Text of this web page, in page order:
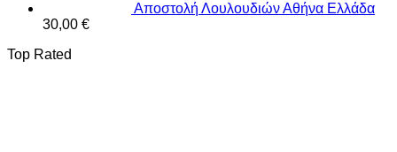
Αποστολή Λουλουδιών Αθήνα Ελλάδα
30,00 €
Top Rated